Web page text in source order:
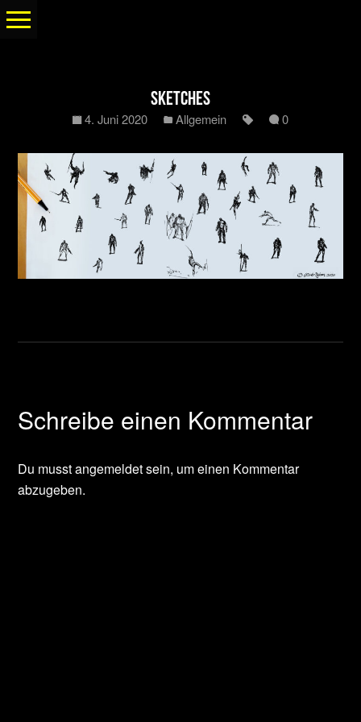
Sketches
4. Juni 2020 Allgemein 0
Schreibe einen Kommentar
Du musstangemeldetsein, um einen Kommentar
abzugeben.